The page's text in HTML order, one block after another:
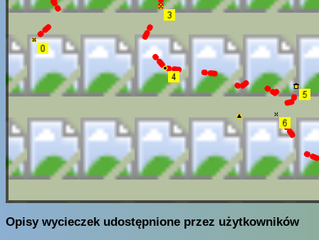
Opisy wycieczek udostępnione przez użytkowników